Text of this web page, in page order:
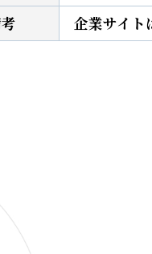
企業サイト